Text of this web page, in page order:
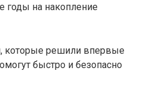
годы на накопление
которые решили впервые
быстро и безопасно